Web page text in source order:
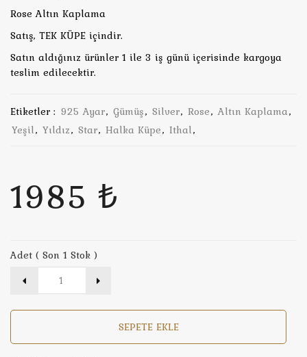
Rose Altın Kaplama
Satış, TEK KÜPE içindir.
Satın aldığınız ürünler 1 ile 3 iş günü içerisinde kargoya
teslim edilecektir.
Etiketler : 925 Ayar, Gümüş, Silver, Rose, Altın Kaplama,
Yeşil, Yıldız, Star, Halka Küpe, Ithal,
1985 ₺
Adet ( Son 1 Stok )
SEPETE EKLE